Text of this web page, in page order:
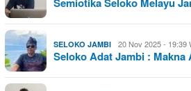
SELOKO JAMBI 20 Nov 2025 - 19:39
Seloko Adat Jambi :